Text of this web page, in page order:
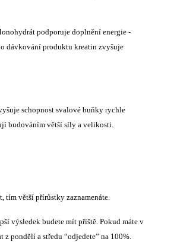
podporuje doplnění energie -
dávkování produktu kreatin zvyšuje
schopnost svalové buňky rychle
budováním větší síly a velikosti.
tím větší přírůstky zaznamenáte.
výsledek budete mít příště. Pokud máte v
z pondělí a středu “odjedete” na 100%.